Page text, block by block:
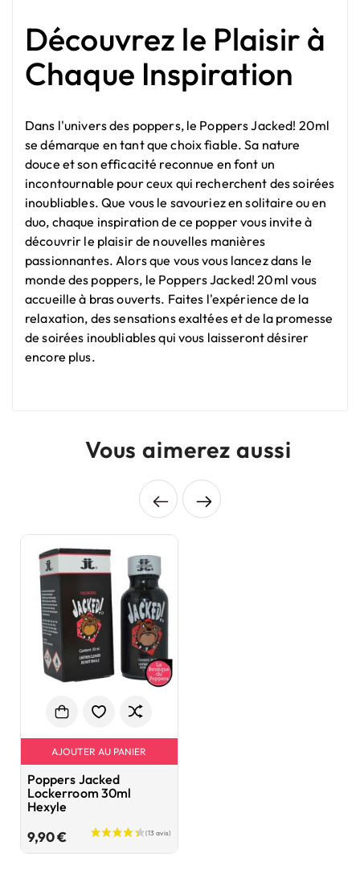
Découvrez le Plaisir à
Chaque Inspiration
Dans l'univers des poppers, le Poppers Jacked! 20ml
se démarque en tant que choix fiable. Sa nature
douce et son efficacité reconnue en font un
incontournable pour ceux qui recherchent des soirées
inoubliables. Que vous le savouriez en solitaire ou en
duo, chaque inspiration de ce popper vous invite à
découvrir le plaisir de nouvelles manières
passionnantes. Alors que vous vous lancez dans le
monde des poppers, le Poppers Jacked! 20ml vous
accueille à bras ouverts. Faites l'expérience de la
relaxation, des sensations exaltées et de la promesse
de soirées inoubliables qui vous laisseront désirer
encore plus.
Vous aimerez aussi
AJOUTER AU PANIER
Poppers Jacked
Lockerroom 30ml
Hexyle
9,90 €Prix